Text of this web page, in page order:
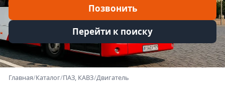
Позвонить
Перейти к поиску
Главная/Каталог/ПАЗ, КАВЗ/Двигатель